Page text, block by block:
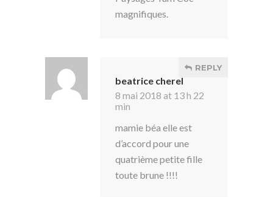
magnifiques.
beatrice cherel
8 mai 2018 at 13 h 22
min
REPLY
mamie béa elle est
d’accord pour une
quatrième petite fille
toute brune !!!!